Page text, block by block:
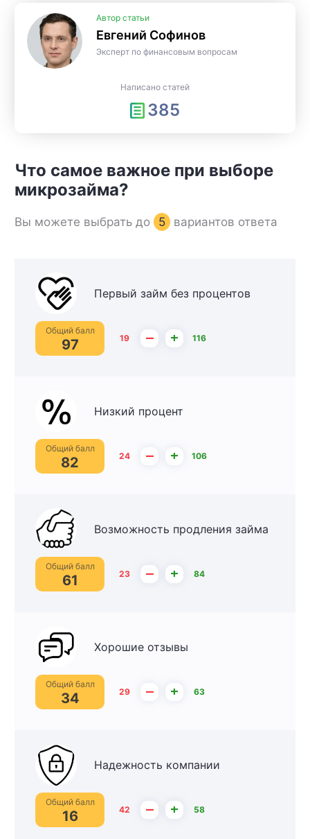
Автор статьи
Евгений Софинов
Эксперт по финансовым вопросам
Написано статей
385
Что самое важное при выборе
микрозайма?
Вы можете выбрать до 5 вариантов ответа
Первый займ без процентов
Общий балл
97 19 – + 116
Низкий процент
Общий балл
82 24 – + 106
Возможность продления займа
Общий балл
61 23 – + 84
Хорошие отзывы
Общий балл
34 29 – + 63
Надежность компании
Общий балл
16 42 – + 58